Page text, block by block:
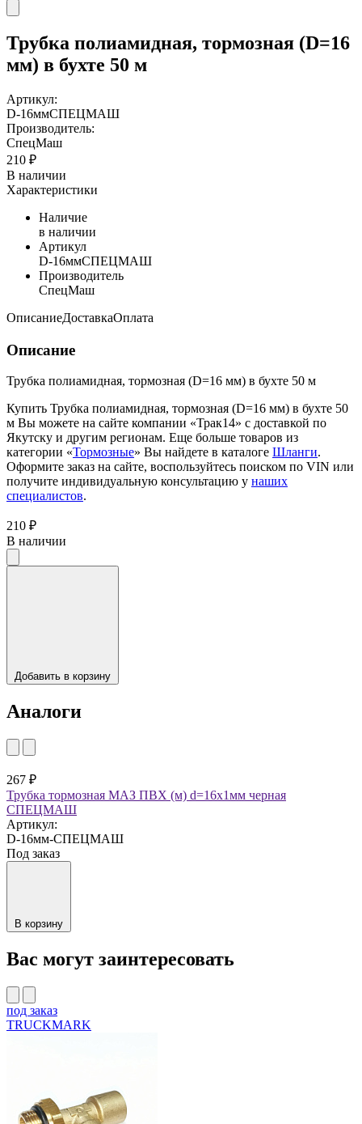
Трубка полиамидная, тормозная (D=16
мм) в бухте 50 м
Артикул:
D-16ммСПЕЦМАШ
Производитель:
СпецМаш
210 ₽
В наличии
Характеристики
Наличие
в наличии
Артикул
D-16ммСПЕЦМАШ
Производитель
СпецМаш
ОписаниеДоставкаОплата
Описание
Трубка полиамидная, тормозная (D=16 мм) в бухте 50 м
Купить Трубка полиамидная, тормозная (D=16 мм) в бухте 50
м Вы можете на сайте компании «Трак14» с доставкой по
Якутску и другим регионам. Еще больше товаров из
категории «Тормозные» Вы найдете в каталоге Шланги.
Оформите заказ на сайте, воспользуйтесь поиском по VIN или
получите индивидуальную консультацию у наших
специалистов.
210 ₽
В наличии
Добавить в корзину
Аналоги
267 ₽
Трубка тормозная МАЗ ПВХ (м) d=16х1мм черная
СПЕЦМАШ
Артикул:
D-16мм-СПЕЦМАШ
Под заказ
В корзину
Вас могут заинтересовать
под заказ
TRUCKMARK